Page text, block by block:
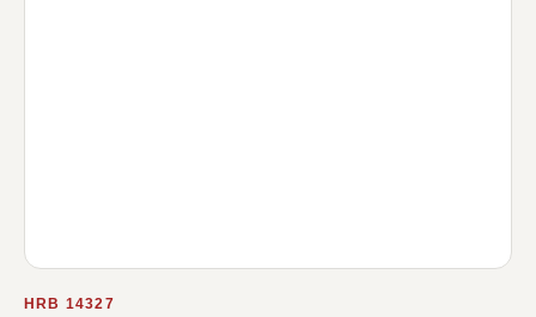
HRB 14327